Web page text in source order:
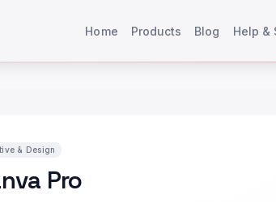
Home Products Blog Help &
& Design
Pro